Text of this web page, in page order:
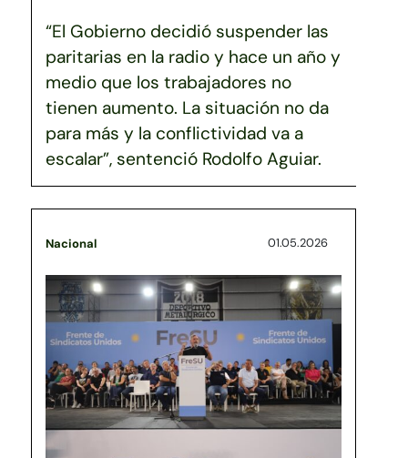
“El Gobierno decidió suspender las
paritarias en la radio y hace un año y
medio que los trabajadores no
tienen aumento. La situación no da
para más y la conflictividad va a
escalar”, sentenció Rodolfo Aguiar.
Nacional 01.05.2026